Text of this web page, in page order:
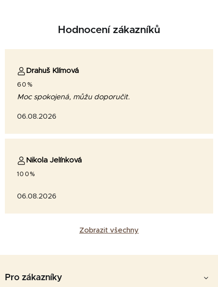
Hodnocení zákazníků
Drahuš Klímová
60%
Moc spokojená, můžu doporučit.
06.08.2026
Nikola Jelínková
100%
06.08.2026
Zobrazit všechny
Pro zákazníky